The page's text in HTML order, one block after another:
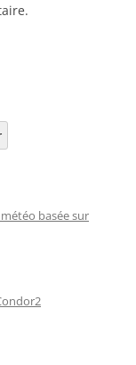
basée sur